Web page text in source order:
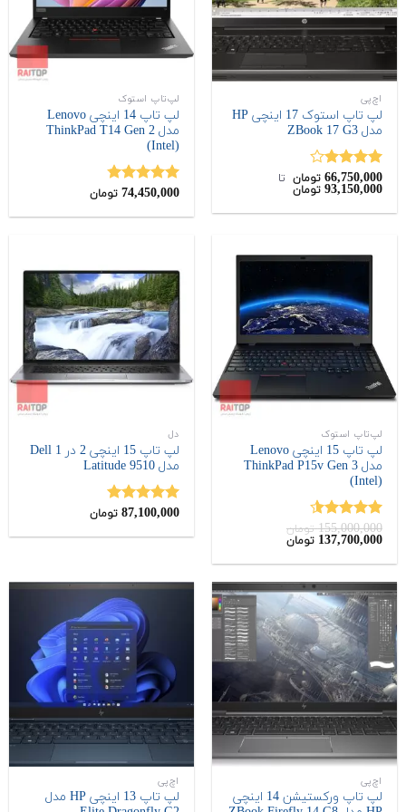
اچ‌پی
لپ تاپ استوک 17 اینچی HP
مدل ZBook 17 G3
نمره
4.00از 5
66,750,000 تومان ‌ تا ‌
93,150,000 تومان
لپ‌تاپ استوک
لپ تاپ 14 اینچی Lenovo
مدل ThinkPad T14 Gen 2
(Intel)
نمره4.75
74,450,000 تومان
لپ‌تاپ استوک
لپ تاپ 15 اینچی Lenovo
مدل ThinkPad P15v Gen 3
(Intel)
نمره4.50
از 5
155,000,000 تومان
قیمت
155,000,000
بود.
137,700,000 تومان
137,700,000
دل
لپ تاپ 15 اینچی 2 در 1 Dell
مدل Latitude 9510
نمره5.00
87,100,000 تومان
اچ‌پی
لپ تاپ ورکستیشن 14 اینچی
اچ‌پی
لپ تاپ 13 اینچی HP مدل